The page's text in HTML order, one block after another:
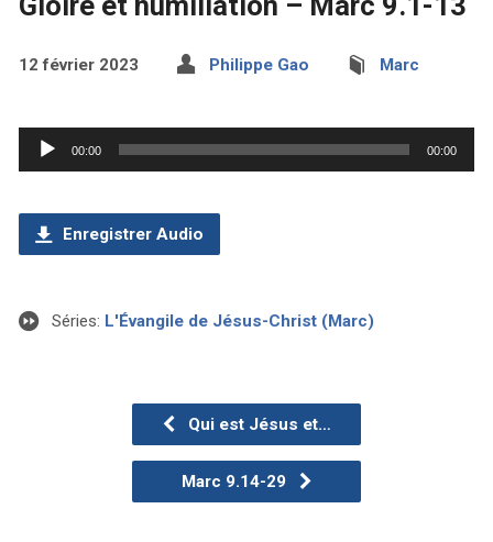
12 février 2023 Philippe Gao Marc
Lecteur
audio
00:00 00:00
Enregistrer Audio
Séries: L'Évangile de Jésus-Christ (Marc)
Qui est Jésus et…
Marc 9.14-29